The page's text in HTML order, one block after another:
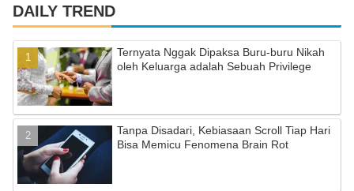
c
e
b
o
o
k
a
gr
a
m
u
T
u
b
e
C
h
DAILY TREND
Ternyata Nggak Dipaksa Buru-buru Nikah
oleh Keluarga adalah Sebuah Privilege
Tanpa Disadari, Kebiasaan Scroll Tiap Hari
Bisa Memicu Fenomena Brain Rot